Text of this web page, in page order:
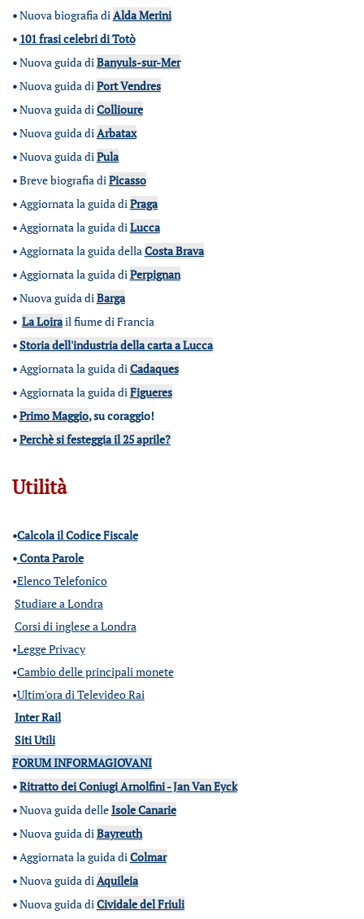
•Nuova biografia diAlda Merini
• 101 frasi celebri di Totò
•Nuova guida diBanyuls-sur-Mer
•Nuova guida diPort Vendres
•Nuova guida diCollioure
•Nuova guida diArbatax
•Nuova guida diPula
•Breve biografia diPicasso
•Aggiornata la guida diPraga
•Aggiornata la guida diLucca
•Aggiornata la guida dellaCosta Brava
•Aggiornata la guida diPerpignan
•Nuova guida diBarga
• La Loirail fiume di Francia
•Storia dell'industria della carta a Lucca
•Aggiornata la guida diCadaques
•Aggiornata la guida diFigueres
•Primo Maggio, su coraggio!
•Perchè si festeggia il 25 aprile?
Utilità
•Calcola il Codice Fiscale
•Conta Parole
•Elenco Telefonico
Studiare a Londra
Corsi di inglese a Londra
•Legge Privacy
•Cambio delle principali monete
•Ultim'ora di Televideo Rai
Inter Rail
Siti Utili
FORUM INFORMAGIOVANI
•Ritratto dei Coniugi Arnolfini - Jan Van Eyck
•Nuova guida delleIsole Canarie
•Nuova guida diBayreuth
•Aggiornata la guida diColmar
•Nuova guida diAquileia
•Nuova guida diCividale del Friuli